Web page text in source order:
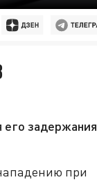
задержания
при